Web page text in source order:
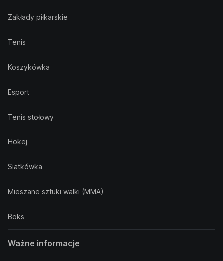
Zakłady piłkarskie
Tenis
Koszykówka
Esport
Tenis stołowy
Hokej
Siatkówka
Mieszane sztuki walki (MMA)
Boks
Ważne informacje